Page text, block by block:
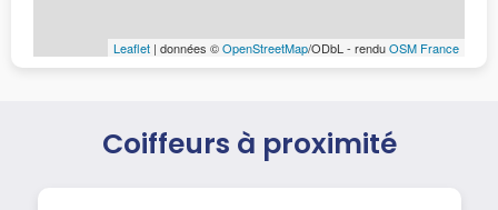
Leaflet | données ©OpenStreetMap/ODbL - renduOSM France
Coiffeurs à proximité